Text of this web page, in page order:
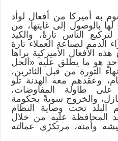
به أميركا من أفعال لوأد
بالوصول إلى غايتها، من
الناس تارةً، والكيد
الذمم لصناعة العملاء تارة
الأفعال الأميركية يراها
هو ما يطلق عليه «الحل
الثورة من قبل الثائرين،
وعقدهم معه الهدنة تلو
طاولة المفاوضات،
والخروج سويةً بحكومة
تحت وصاية النظام
المحافظة عليه من خلال
وأمنه، مرتكزَي عمالته